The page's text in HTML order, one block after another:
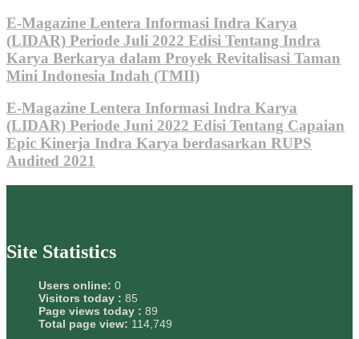
E-Magazine Lentera Informasi Indra Karya
(LIDAR) Periode Juli 2022 Edisi Tentang Indra
Karya Berkarya dalam Proyek Revitalisasi Taman
Mini Indonesia Indah (TMII)
E-Magazine Lentera Informasi Indra Karya
(LIDAR) Periode Juni 2022 Edisi Tentang Capaian
Epic Kinerja Indra Karya berdasarkan RUPS
Audited 2021
Site Statistics
Users online: 0
Visitors today : 85
Page views today : 89
Total page view: 114,749